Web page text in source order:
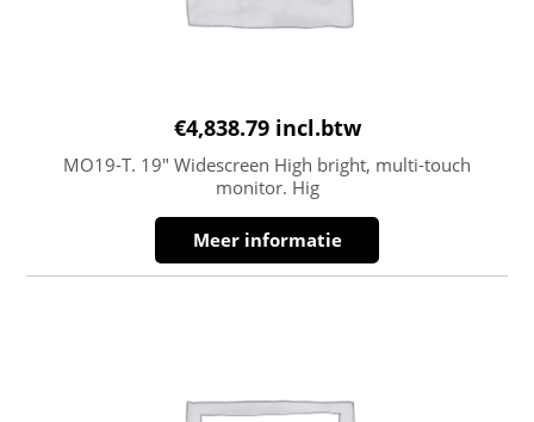
€4,838.79 incl.btw
MO19-T. 19″ Widescreen High bright, multi-touch
monitor. Hig
Meer informatie